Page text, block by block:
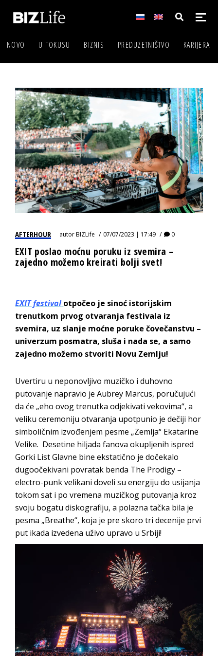
NOVO U FOKUSU BIZNIS PREDUZETNIŠTVO KARIJERA
AFTERHOUR autorBIZLife 07/07/2023 | 17:49 0
EXIT poslao moćnu poruku iz svemira –
zajedno možemo kreirati bolji svet!
EXIT festival otpočeo je sinoć istorijskim
trenutkom prvog otvaranja festivala iz
svemira, uz slanje moćne poruke čovečanstvu –
univerzum posmatra, sluša i nada se, a samo
zajedno možemo stvoriti Novu Zemlju!
Uvertiru u neponovljivo muzičko i duhovno
putovanje napravio je Aubrey Marcus, poručujući
da će „eho ovog trenutka odjekivati vekovima“, a
veliku ceremoniju otvaranja upotpunio je dečiji hor
simboličnim izvođenjem pesme „Zemlja“ Ekatarine
Velike. Desetine hiljada fanova okupljenih ispred
Gorki List Glavne bine ekstatično je dočekalo
dugoočekivani povratak benda The Prodigy –
electro-punk velikani doveli su energiju do usijanja
tokom sat i po vremena muzičkog putovanja kroz
svoju bogatu diskografiju, a polazna tačka bila je
pesma „Breathe“, koja je pre skoro tri decenije prvi
put ikada izvedena uživo upravo u Srbiji!